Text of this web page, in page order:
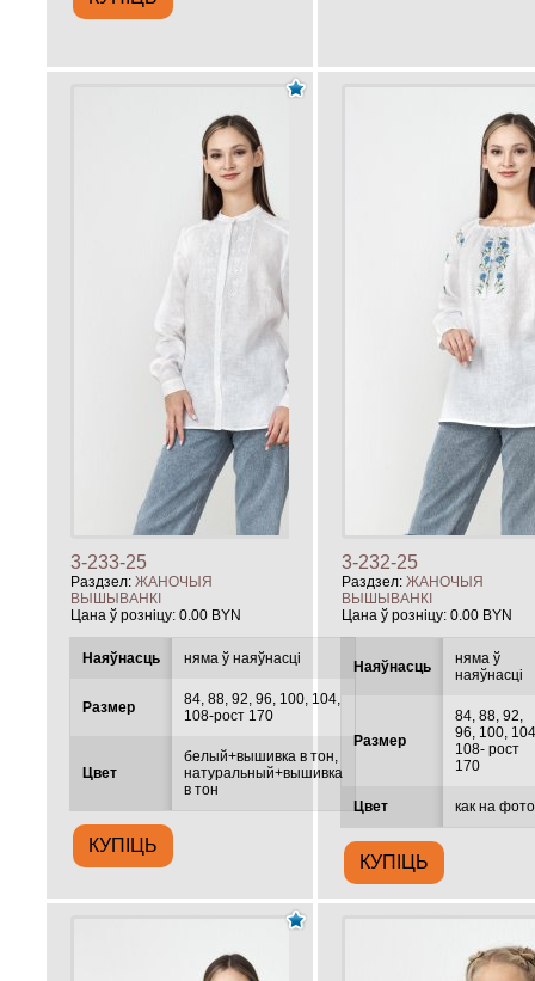
3-233-25
Раздзел: ЖАНОЧЫЯ
ВЫШЫВАНКІ
Цана ў розніцу: 0.00 BYN
Наяўнасць няма ў наяўнасці
Размер
84, 88, 92, 96, 100, 104,
108-рост 170
Цвет
белый+вышивка в тон,
натуральный+вышивка
в тон
3-232-25
Раздзел:ЖАНОЧЫЯ
ВЫШЫВАНКІ
Цана ў розніцу:0.00 BYN
Наяўнасць
няма ў
наяўнасці
Размер
84, 88, 92,
96, 100,
108- рост
170
Цвет как на фото